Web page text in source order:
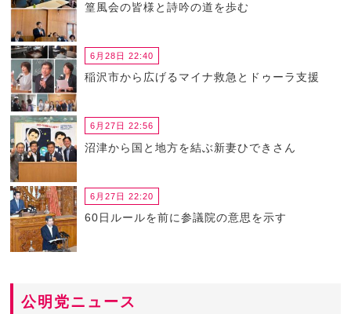
篁風会の皆様と詩吟の道を歩む
6月28日 22:40
稲沢市から広げるマイナ救急とドゥーラ支援
6月27日 22:56
沼津から国と地方を結ぶ新妻ひできさん
6月27日 22:20
60日ルールを前に参議院の意思を示す
公明党ニュース